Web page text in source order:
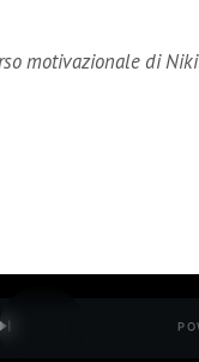
motivazionale di